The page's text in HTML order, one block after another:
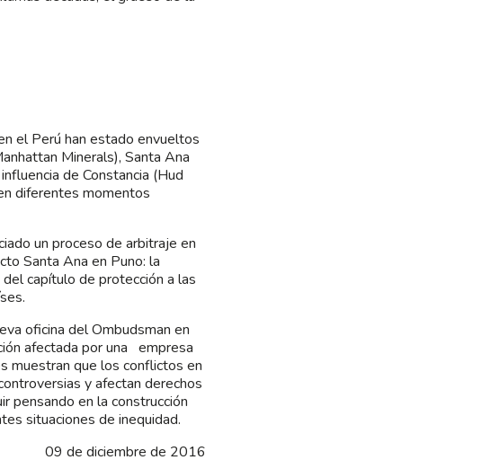
el Perú han estado envueltos
Minerals), Santa Ana
de Constancia (Hud
diferentes momentos
un proceso de arbitraje en
Santa Ana en Puno: la
capítulo de protección a las
oficina del Ombudsman en
afectada por una empresa
muestran que los conflictos en
y afectan derechos
pensando en la construcción
situaciones de inequidad.
09 de diciembre de 2016